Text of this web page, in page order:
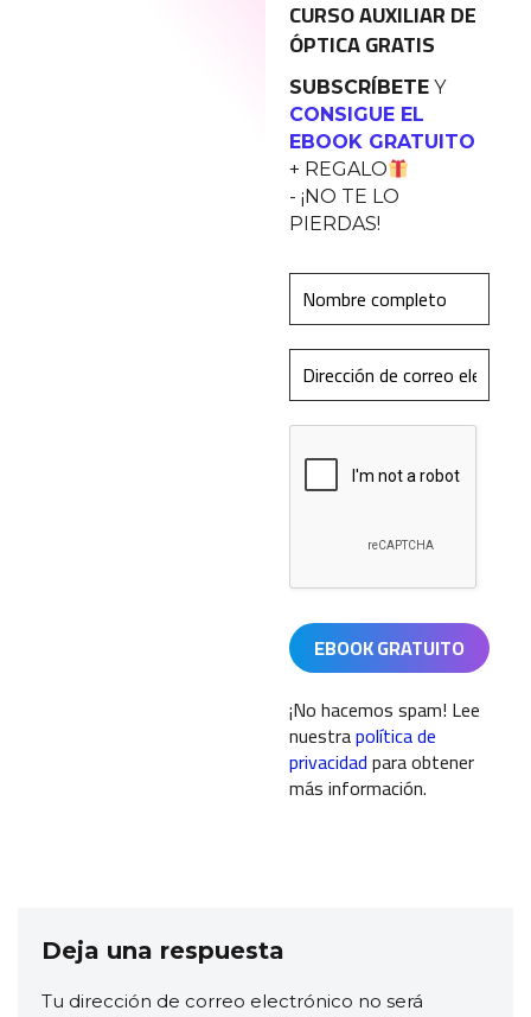
CURSO AUXILIAR DE
ÓPTICA GRATIS
SUBSCRÍBETE Y
CONSIGUE EL
EBOOK GRATUITO
+ REGALO
- ¡NO TE LO
PIERDAS!
¡No hacemos spam! Lee
nuestrapolítica de
privacidadpara obtener
más información.
Deja una respuesta
Tu dirección de correo electrónico no será